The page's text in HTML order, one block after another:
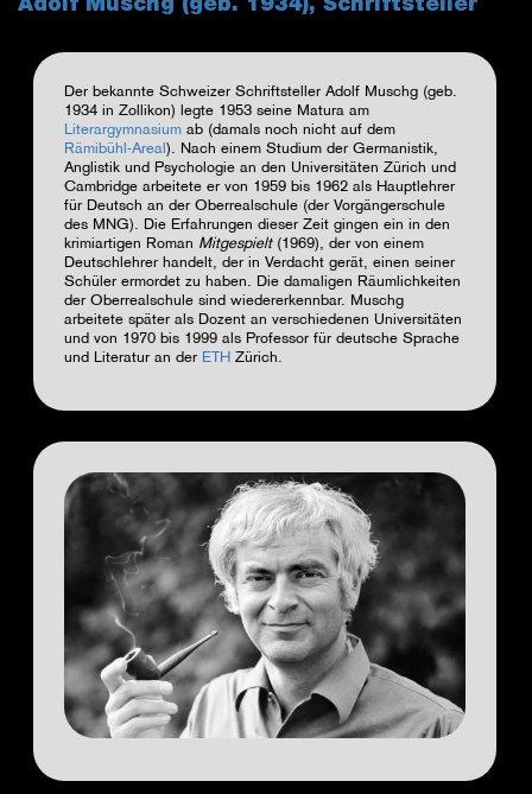
Adolf Muschg (geb. 1934), Schriftsteller
Der bekannte Schweizer Schriftsteller Adolf Muschg (geb.
1934 in Zollikon) legte 1953 seine Matura am
Literargymnasium ab (damals noch nicht auf dem
Rämibühl-Areal ). Nach einem Studium der Germanistik,
Anglistik und Psychologie an den Universitäten Zürich und
Cambridge arbeitete er von 1959 bis 1962 als Hauptlehrer
für Deutsch an der Oberrealschule (der Vorgängerschule
des MNG). Die Erfahrungen dieser Zeit gingen ein in den
krimiartigen Roman Mitgespielt (1969), der von einem
Deutschlehrer handelt, der in Verdacht gerät, einen seiner
Schüler ermordet zu haben. Die damaligen Räumlichkeiten
der Oberrealschule sind wiedererkennbar. Muschg
arbeitete später als Dozent an verschiedenen Universitäten
und von 1970 bis 1999 als Professor für deutsche Sprache
und Literatur an der ETH Zürich.